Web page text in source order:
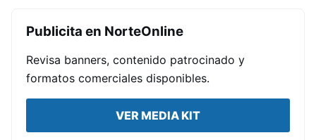
Publicita en NorteOnline
Revisa banners, contenido patrocinado y
formatos comerciales disponibles.
VER MEDIA KIT